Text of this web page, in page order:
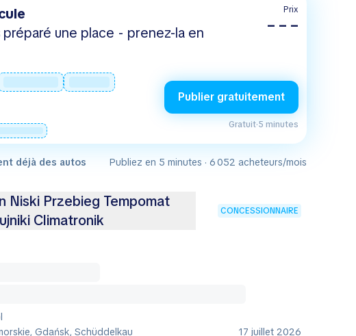
préparé une place - prenez-la en
Prix
– – –
Publier gratuitement
Gratuit·5 minutes
déjà des autos Publiez en 5 minutes · 6 052 acheteurs/mois
Niski Przebieg Tempomat
Climatronik
CONCESSIONNAIRE
Gdańsk, Schüddelkau
17 juillet 2026